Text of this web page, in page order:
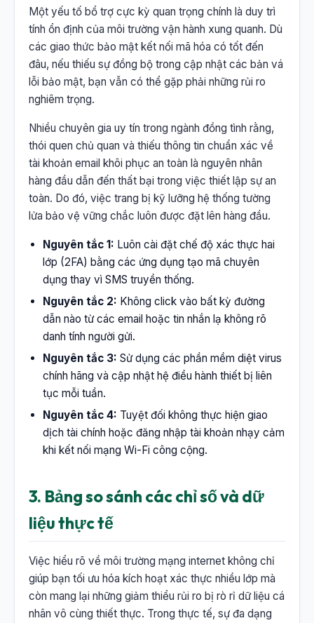
Một yếu tố bổ trợ cực kỳ quan trọng chính là duy trì
tính ổn định của môi trường vận hành xung quanh. Dù
các giao thức bảo mật kết nối mã hóa có tốt đến
đâu, nếu thiếu sự đồng bộ trong cập nhật các bản vá
lỗi bảo mật, bạn vẫn có thể gặp phải những rủi ro
nghiêm trọng.
Nhiều chuyên gia uy tín trong ngành đồng tình rằng,
thói quen chủ quan và thiếu thông tin chuẩn xác về
tài khoản email khôi phục an toàn là nguyên nhân
hàng đầu dẫn đến thất bại trong việc thiết lập sự an
toàn. Do đó, việc trang bị kỹ lưỡng hệ thống tường
lửa bảo vệ vững chắc luôn được đặt lên hàng đầu.
Nguyên tắc 1: Luôn cài đặt chế độ xác thực hai
lớp (2FA) bằng các ứng dụng tạo mã chuyên
dụng thay vì SMS truyền thống.
Nguyên tắc 2: Không click vào bất kỳ đường
dẫn nào từ các email hoặc tin nhắn lạ không rõ
danh tính người gửi.
Nguyên tắc 3: Sử dụng các phần mềm diệt virus
chính hãng và cập nhật hệ điều hành thiết bị liên
tục mỗi tuần.
Nguyên tắc 4: Tuyệt đối không thực hiện giao
dịch tài chính hoặc đăng nhập tài khoản nhạy cảm
khi kết nối mạng Wi-Fi công cộng.
3. Bảng so sánh các chỉ số và dữ
liệu thực tế
Việc hiểu rõ về môi trường mạng internet không chỉ
giúp bạn tối ưu hóa kích hoạt xác thực nhiều lớp mà
còn mang lại những giảm thiểu rủi ro bị rò rỉ dữ liệu cá
nhân vô cùng thiết thực. Trong thực tế, sự đa dạng